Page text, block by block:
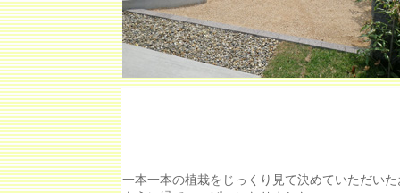
一本一本の植栽をじっくり見て決めていただい